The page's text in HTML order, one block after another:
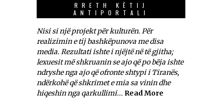
RRETH KËTIJ
ANTIPORTALI
Nisi si një projekt për kulturën. Për
realizimin e tij bashkëpunova me disa
media. Rezultati ishte i njëjtë në të gjitha;
lexuesit më shkruanin se ajo që po bëja ishte
ndryshe nga ajo që ofronte shtypi i Tiranës,
ndërkohë që shkrimet e mia sa vinin dhe
hiqeshin nga qarkullimi... Read More